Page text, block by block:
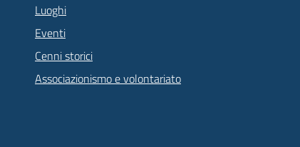
Luoghi
Eventi
Cenni storici
Associazionismo e volontariato